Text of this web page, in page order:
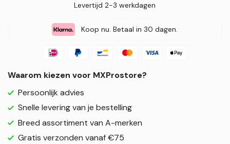
Levertijd 2-3 werkdagen
Koop nu. Betaal in 30 dagen.
Waarom kiezen voor MXProstore?
Persoonlijk advies
Snelle levering van je bestelling
Breed assortiment van A-merken
Gratis verzonden vanaf €75